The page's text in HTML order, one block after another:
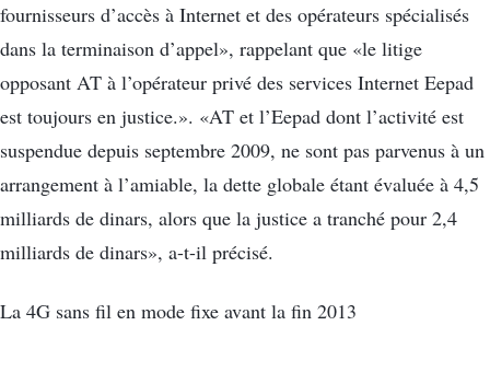
fournisseurs d’accès à Internet et des opérateurs spécialisés
dans la terminaison d’appel», rappelant que «le litige
opposant AT à l’opérateur privé des services Internet Eepad
est toujours en justice.». «AT et l’Eepad dont l’activité est
suspendue depuis septembre 2009, ne sont pas parvenus à un
arrangement à l’amiable, la dette globale étant évaluée à 4,5
milliards de dinars, alors que la justice a tranché pour 2,4
milliards de dinars», a-t-il précisé.
La 4G sans fil en mode fixe avant la fin 2013